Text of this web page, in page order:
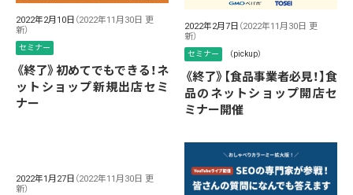
2022年2月10日 （2022年11月30日 更
新）
セミナー
《終了》初めてでもできる！ネ
ットショップ新規出店セミ
ナー
2022年2月7日 （2022年11月30日 更
新）
セミナー （pickup）
《終了》【食品事業者必見！】食
品のネットショップ開店セ
ミナー開催
2022年1月27日 （2022年11月30日 更
新）